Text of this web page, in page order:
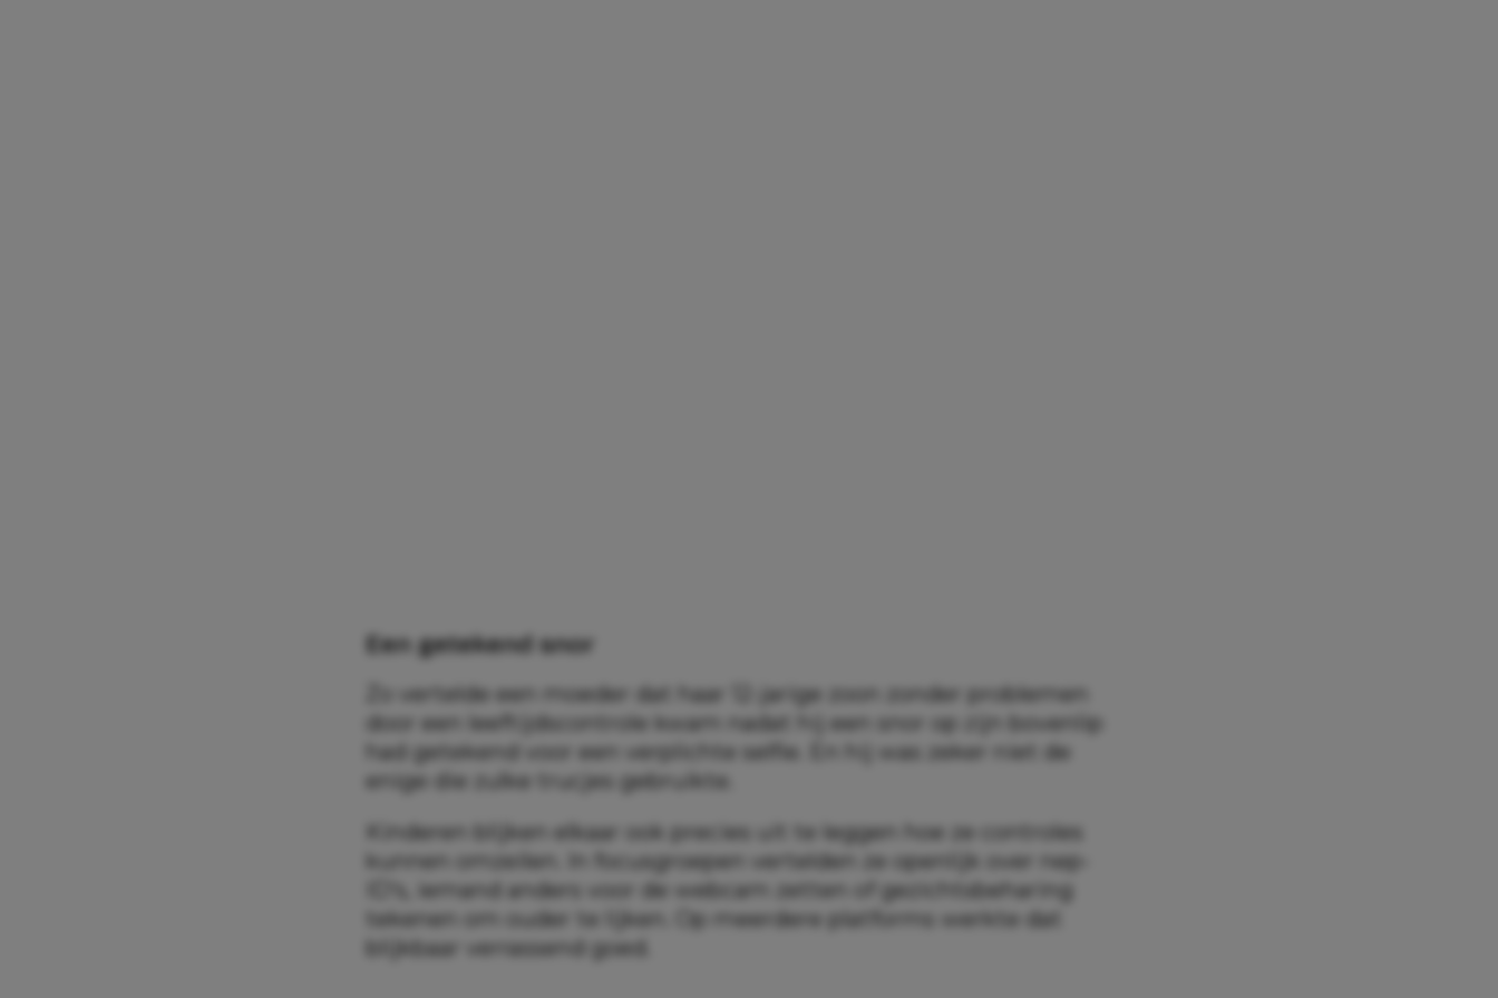
Een getekend snor
Zo vertelde een moeder dat haar 12-jarige zoon zonder problemen
door een leeftijdscontrole kwam nadat hij een snor op zijn bovenlip
had getekend voor een verplichte selfie. En hij was zeker niet de
enige die zulke trucjes gebruikte.
Kinderen blijken elkaar ook precies uit te leggen hoe ze controles
kunnen omzeilen. In focusgroepen vertelden ze openlijk over nep-
ID’s, iemand anders voor de webcam zetten of gezichtsbeharing
tekenen om ouder te lijken. Op meerdere platforms werkte dat
blijkbaar verrassend goed.